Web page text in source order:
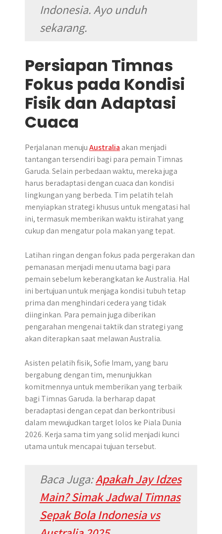
Indonesia. Ayo unduh
sekarang.
Persiapan Timnas
Fokus pada Kondisi
Fisik dan Adaptasi
Cuaca
Perjalanan menujuAustralia akan menjadi
tantangan tersendiri bagi para pemain Timnas
Garuda. Selain perbedaan waktu, mereka juga
harus beradaptasi dengan cuaca dan kondisi
lingkungan yang berbeda. Tim pelatih telah
menyiapkan strategi khusus untuk mengatasi hal
ini, termasuk memberikan waktu istirahat yang
cukup dan mengatur pola makan yang tepat.
Latihan ringan dengan fokus pada pergerakan dan
pemanasan menjadi menu utama bagi para
pemain sebelum keberangkatan ke Australia. Hal
ini bertujuan untuk menjaga kondisi tubuh tetap
prima dan menghindari cedera yang tidak
diinginkan. Para pemain juga diberikan
pengarahan mengenai taktik dan strategi yang
akan diterapkan saat melawan Australia.
Asisten pelatih fisik, Sofie Imam, yang baru
bergabung dengan tim, menunjukkan
komitmennya untuk memberikan yang terbaik
bagi Timnas Garuda. Ia berharap dapat
beradaptasi dengan cepat dan berkontribusi
dalam mewujudkan target lolos ke Piala Dunia
2026. Kerja sama tim yang solid menjadi kunci
utama untuk mencapai tujuan tersebut.
Baca Juga:Apakah Jay Idzes
Main? Simak Jadwal Timnas
Sepak Bola Indonesia vs